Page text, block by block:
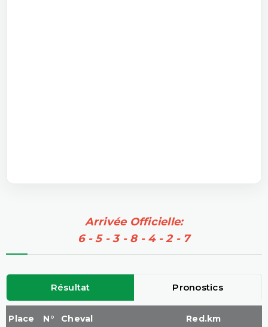
Arrivée Officielle:
6 - 5 - 3 - 8 - 4 - 2 - 7
Résultat Pronostics
Place N° Cheval Red.km